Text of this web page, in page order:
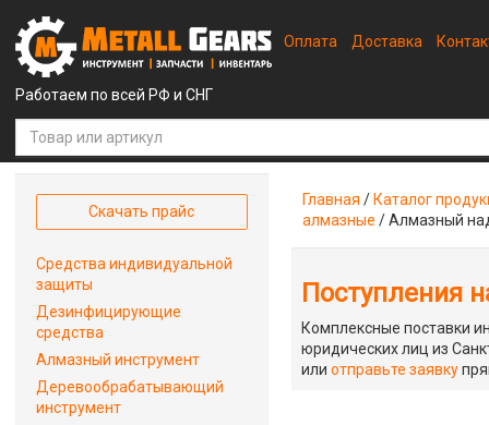
Работаем по всей РФ и СНГ
Оплата Доставка
Главная / Каталог
алмазные /Алмазный
Поступления
Комплексные поставки
юридических лиц из
илиотправьте заявку
Скачать прайс
Средства индивидуальной
защиты
Дезинфицирующие
средства
Алмазный инструмент
Деревообрабатывающий
инструмент